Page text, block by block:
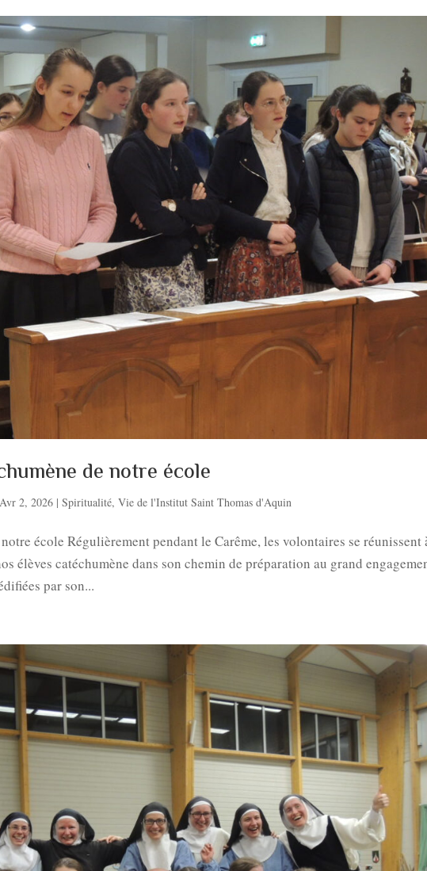
de notre école
Avr 2, 2026 |Spiritualité,Vie de l'Institut Saint Thomas d'Aquin
école Régulièrement pendant le Carême, les volontaires se réunissent
élèves catéchumène dans son chemin de préparation au grand
par son...